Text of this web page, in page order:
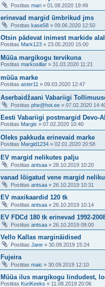
Postitas mari » 01.08.2020 19:49
erinevad margid ümbrikud jms
Postitas kase58 » 09.06.2020 12:50
Otsin pädevat inimest markide
Postitas Mark123 » 23.05.2020 15:00
Müüa margikogu tervikuna
Postitas markosillar » 31.03.2020 11:21
müüa marke
Postitas aster11 » 09.03.2020 12:47
Aserbaidžaani Vabariigi
Postitas phe@hot.ee » 07.02.2020
Eesti Vabariigi postmargid Devo-
Postitas Margis » 07.02.2020 10:40
Oleks pakkuda erinevaid marke
Postitas Margid1234 » 02.01.2020 20:58
EV margid nelikutes palju
Postitas antsaa » 28.10.2019 10:20
vanad lõigatud vene margid
Postitas antsaa » 26.10.2019 10:31
EV maxikaardid 120 tk
Postitas antsaa » 26.10.2019 10:14
EV FDCd 180 tk erinevad 1992-
Postitas antsaa » 26.10.2019 09:00
Vello Kallas marginäidised
Postitas Jane » 30.09.2019 15:24
Fujeira
Postitas maic » 30.09.2019 12:10
Müüa ilus margikogu lindudest,
Postitas KuriKeeks » 11.08.2019 20:06